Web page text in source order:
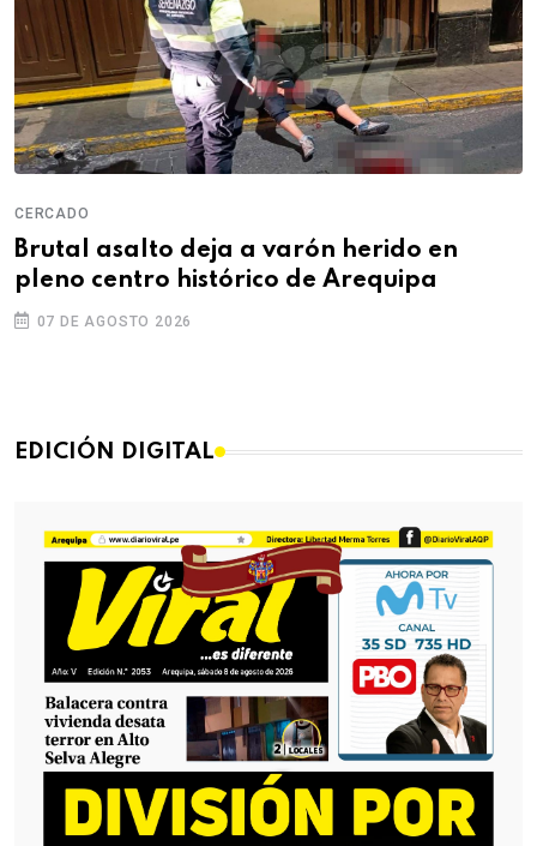
CERCADO
Brutal asalto deja a varón herido en
pleno centro histórico de Arequipa
07 DE AGOSTO 2026
EDICIÓN DIGITAL